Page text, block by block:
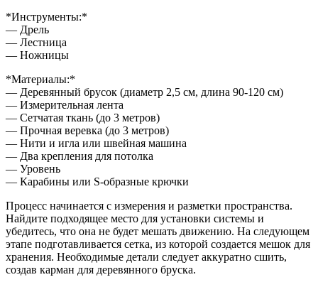
*Инструменты:*
— Дрель
— Лестница
— Ножницы
*Материалы:*
— Деревянный брусок (диаметр 2,5 см, длина 90-120 см)
— Измерительная лента
— Сетчатая ткань (до 3 метров)
— Прочная веревка (до 3 метров)
— Нити и игла или швейная машина
— Два крепления для потолка
— Уровень
— Карабины или S-образные крючки
Процесс начинается с измерения и разметки пространства.
Найдите подходящее место для установки системы и
убедитесь, что она не будет мешать движению. На следующем
этапе подготавливается сетка, из которой создается мешок для
хранения. Необходимые детали следует аккуратно сшить,
создав карман для деревянного бруска.